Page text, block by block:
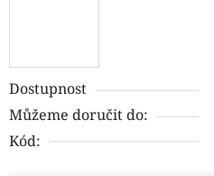
Dostupnost
Můžeme doručit do:
Kód: